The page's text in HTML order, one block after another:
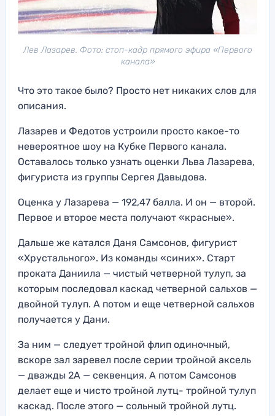
Лев Лазарев. Фото: стоп-кадр прямого эфира «Первого
канала»
Что это такое было? Просто нет никаких слов для
описания.
Лазарев и Федотов устроили просто какое-то
невероятное шоу на Кубке Первого канала.
Оставалось только узнать оценки Льва Лазарева,
фигуриста из группы Сергея Давыдова.
Оценка у Лазарева — 192,47 балла. И он — второй.
Первое и второе места получают «красные».
Дальше же катался Даня Самсонов, фигурист
«Хрустального». Из команды «синих». Старт
проката Даниила — чистый четверной тулуп, за
которым последовал каскад четверной сальхов —
двойной тулуп. А потом и еще четверной сальхов
получается у Дани.
За ним — следует тройной флип одиночный,
вскоре зал заревел после серии тройной аксель
— дважды 2А — секвенция. А потом Самсонов
делает еще и чисто тройной лутц- тройной тулуп
каскад. После этого — сольный тройной лутц.